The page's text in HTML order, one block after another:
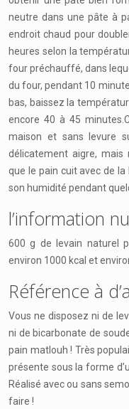
neutre dans une pâte à
endroit chaud pour
heures selon la
four préchauffé, dans
du four, pendant 10
bas, baissez la
encore 40 à 45
maison et sans levure
délicatement aigre, mais
que le pain cuit avec de la
son humidité pendant
l’information
600 g de levain naturel
environ 1000 kcal et
Référence à
Vous ne disposez ni de
ni de bicarbonate de
pain matlouh ! Très
présente sous la forme
Réalisé avec ou sans
faire !